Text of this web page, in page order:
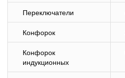
Переключатели
Конфорок
Конфорок
индукционных